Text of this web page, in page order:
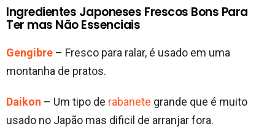
Ingredientes Japoneses Frescos Bons Para
Ter mas Não Essenciais
Gengibre – Fresco para ralar, é usado em uma
montanha de pratos.
Daikon – Um tipo de rabanete grande que é muito
usado no Japão mas dificil de arranjar fora.